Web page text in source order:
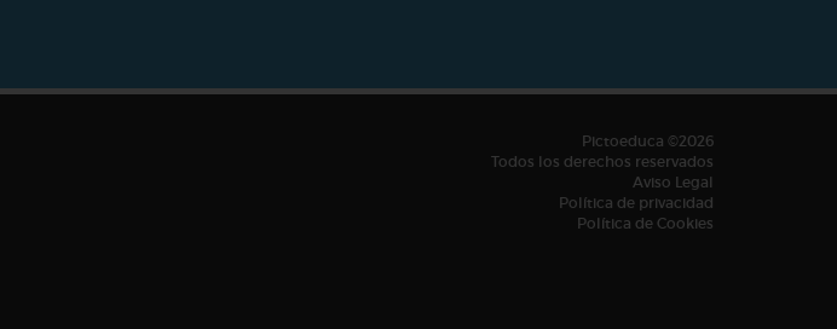
Pictoeduca ©2026
Todos los derechos reservados
Aviso Legal
Política de privacidad
Política de Cookies